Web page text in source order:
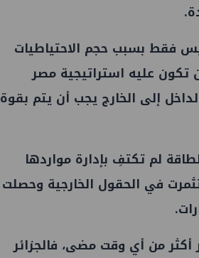
فقط بسبب حجم الاحتياطيات
تكون عليه استراتيجية مصر
إلى الخارج يجب أن يتم بقوة
لم تكتفِ بإدارة مواردها
في الحقول الخارجية وحصلت
من أي وقت مضى، فالجزائر